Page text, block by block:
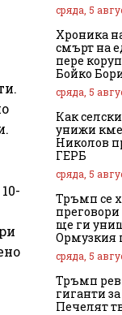
сряда, 5
Хроника
смърт на
пере
Бойко
сряда, 5
Как
унижи
Николов
ГЕРБ
сряда, 5
Тръмп се
ще ги
Ормузкия
сряда, 5
Тръмп
гиганти
Печелят